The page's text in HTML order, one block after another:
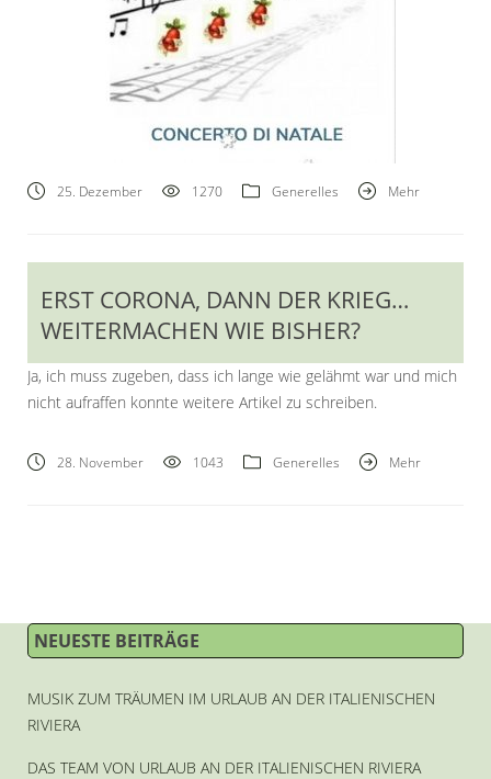
25. Dezember 1270 Generelles Mehr
ERST CORONA, DANN DER KRIEG…
WEITERMACHEN WIE BISHER?
Ja, ich muss zugeben, dass ich lange wie gelähmt war und mich
nicht aufraffen konnte weitere Artikel zu schreiben.
28. November 1043 Generelles Mehr
NEUESTE BEITRÄGE
MUSIK ZUM TRÄUMEN IM URLAUB AN DER ITALIENISCHEN
RIVIERA
DAS TEAM VON URLAUB AN DER ITALIENISCHEN RIVIERA